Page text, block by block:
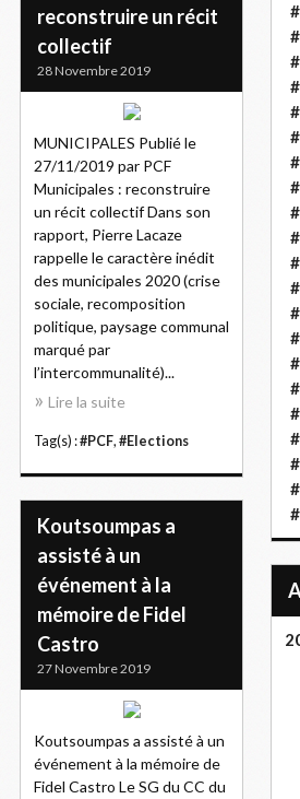
reconstruire un récit
collectif
28 Novembre 2019
MUNICIPALES Publié le
27/11/2019 par PCF
Municipales : reconstruire
un récit collectif Dans son
rapport, Pierre Lacaze
rappelle le caractère inédit
des municipales 2020 (crise
sociale, recomposition
politique, paysage communal
marqué par
l’intercommunalité)...
Lire la suite
Tag(s) :#PCF, #Elections
Koutsoumpas a
assisté à un
événement à la
mémoire de Fidel
Castro
27 Novembre 2019
Koutsoumpas a assisté à un
événement à la mémoire de
Fidel Castro Le SG du CC du